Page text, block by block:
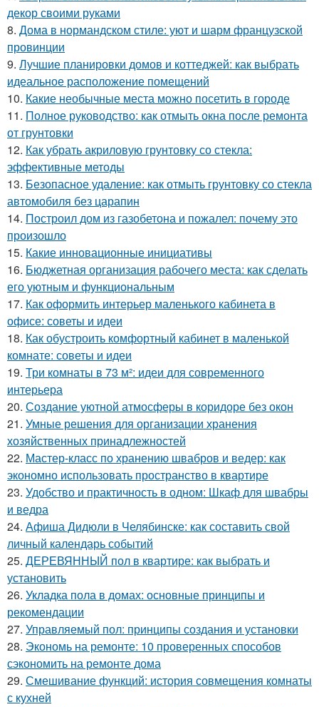
декор своими руками
8. Дома в нормандском стиле: уют и шарм французской
провинции
9. Лучшие планировки домов и коттеджей: как выбрать
идеальное расположение помещений
10. Какие необычные места можно посетить в городе
11. Полное руководство: как отмыть окна после ремонта
от грунтовки
12. Как убрать акриловую грунтовку со стекла:
эффективные методы
13. Безопасное удаление: как отмыть грунтовку со стекла
автомобиля без царапин
14. Построил дом из газобетона и пожалел: почему это
произошло
15. Какие инновационные инициативы
16. Бюджетная организация рабочего места: как сделать
его уютным и функциональным
17. Как оформить интерьер маленького кабинета в
офисе: советы и идеи
18. Как обустроить комфортный кабинет в маленькой
комнате: советы и идеи
19. Три комнаты в 73 м²: идеи для современного
интерьера
20. Создание уютной атмосферы в коридоре без окон
21. Умные решения для организации хранения
хозяйственных принадлежностей
22. Мастер-класс по хранению швабров и ведер: как
экономно использовать пространство в квартире
23. Удобство и практичность в одном: Шкаф для швабры
и ведра
24. Афиша Дидюли в Челябинске: как составить свой
личный календарь событий
25. ДЕРЕВЯННЫЙ пол в квартире: как выбрать и
установить
26. Укладка пола в домах: основные принципы и
рекомендации
27. Управляемый пол: принципы создания и установки
28. Экономь на ремонте: 10 проверенных способов
сэкономить на ремонте дома
29. Смешивание функций: история совмещения комнаты
с кухней